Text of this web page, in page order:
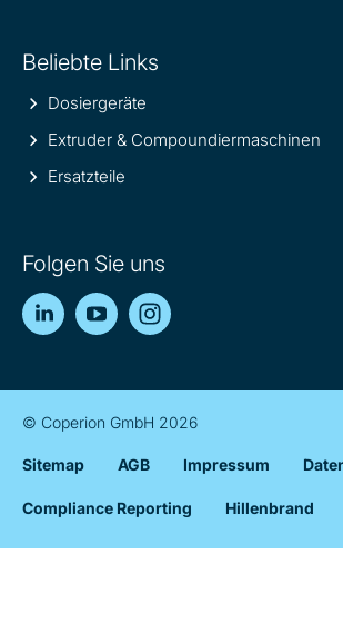
Beliebte Links
Dosiergeräte
Extruder & Compoundiermaschinen
Ersatzteile
Folgen Sie uns
LinkedInYouTube
© Coperion GmbH 2026
Sitemap AGB Impressum
Compliance Reporting Hillenbrand